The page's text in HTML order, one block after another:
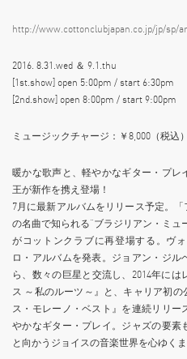
http://www.cottonclubjapan.co.jp/jp/sp/
2016. 8.31.wed ＆ 9.1.thu
[1st.show] open 5:00pm / start 6:30pm
[2nd.show] open 8:00pm / start 9:00pm
ミュージックチャージ：￥8,000（税込）
暖かな歌声と、軽やかなギター・プ
王が新作を携え登場！
7月に最新アルバムをリリース予定。
の名曲で知られる“ブラジリアン・ミュ
がコットンクラブに再登場する。ヴ
ロ・アルバムを発表。ジョアン・ジ
ら、数々の巨星と交流し、2014年に
ス ～私のルーツ～』と、キャリア初
ス・モレーノ・ベスト』を連続リリ
やかなギター・プレイ。ジャズの要
と向かうジョイスの音楽世界を心ゆくま